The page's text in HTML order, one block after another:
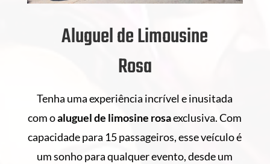
Aluguel de Limousine
Rosa
Tenha uma experiência incrível e inusitada
com oaluguel de limosine rosaexclusiva. Com
capacidade para 15 passageiros, esse veículo é
um sonho para qualquer evento, desde um